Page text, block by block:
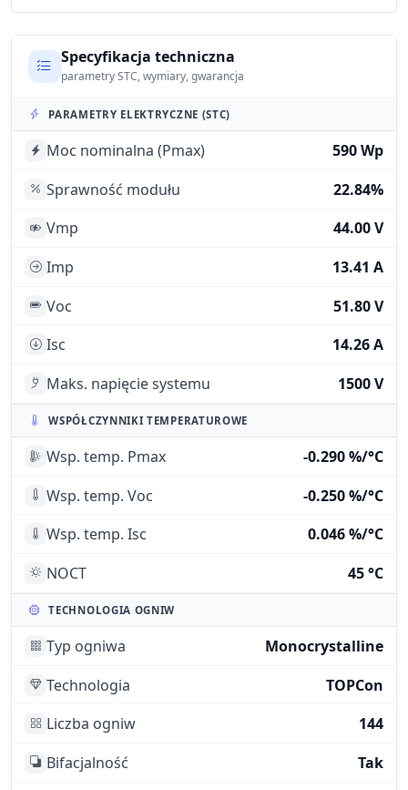
Specyfikacja techniczna
parametry STC, wymiary, gwarancja
PARAMETRY ELEKTRYCZNE (STC)
Moc nominalna (Pmax)
590 Wp
Sprawność modułu
22.84%
Vmp
44.00 V
Imp
13.41 A
Voc
51.80 V
Isc
14.26 A
Maks. napięcie systemu
1500 V
WSPÓŁCZYNNIKI TEMPERATUROWE
Wsp. temp. Pmax
-0.290 %/°C
Wsp. temp. Voc
-0.250 %/°C
Wsp. temp. Isc
0.046 %/°C
NOCT
45 °C
TECHNOLOGIA OGNIW
Typ ogniwa
Monocrystalline
Technologia
TOPCon
Liczba ogniw
144
Bifacjalność
Tak